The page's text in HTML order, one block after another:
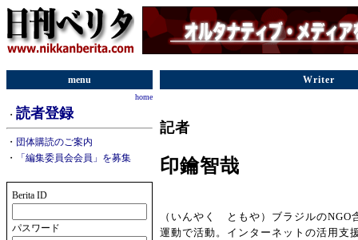
menu
home
・ 読者登録
・ 団体購読のご案内
・
「編集委員会会員」を募集
Berita ID
パスワード
Writer
記者
印鑰智哉
（いんやく ともや）ブラジルのNGO
運動で活動。インターネットの活用支